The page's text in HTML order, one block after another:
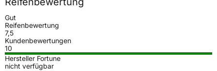
Gut
Reifenbewertung
7,5
Kundenbewertungen
10
Hersteller Fortune
nicht verfügbar